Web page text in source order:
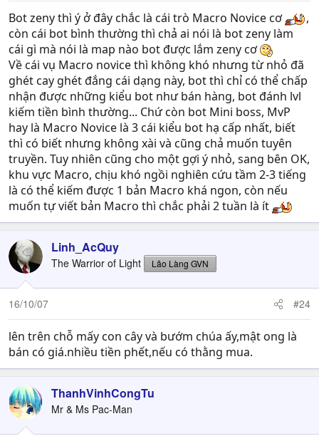
Bot zeny thì ý ở đây chắc là cái trò Macro Novice cơ
,
còn cái bot bình thường thì chả ai nói là bot zeny làm
cái gì mà nói là map nào bot được lắm zeny cơ
Về cái vụ Macro novice thì không khó nhưng từ nhỏ đã
ghét cay ghét đắng cái dạng này, bot thì chỉ có thể chấp
nhận được những kiểu bot như bán hàng, bot đánh lvl
kiếm tiền bình thường... Chứ còn bot Mini boss, MvP
hay là Macro Novice là 3 cái kiểu bot hạ cấp nhất, biết
thì có biết nhưng không xài và cũng chả muốn tuyên
truyền. Tuy nhiên cũng cho một gợi ý nhỏ, sang bên OK,
khu vực Macro, chịu khó ngồi nghiên cứu tầm 2-3 tiếng
là có thể kiếm được 1 bản Macro khá ngon, còn nếu
muốn tự viết bản Macro thì chắc phải 2 tuần là ít
Linh_AcQuy
The Warrior of Light Lão Làng GVN
16/10/07 #24
lên trên chỗ mấy con cây và bướm chúa ấy,mật ong là
bán có giá.nhiều tiền phết,nếu có thằng mua.
ThanhVinhCongTu
Mr & Ms Pac-Man